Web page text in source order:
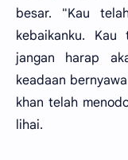
besar. "Kau
kebaikanku.
jangan harap
keadaan
khan telah
lihai.